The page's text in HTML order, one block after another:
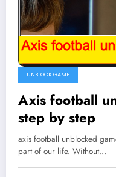
UNBLOCK GAME
Axis football
step by step
axis football unblocked
part of our life. Without…